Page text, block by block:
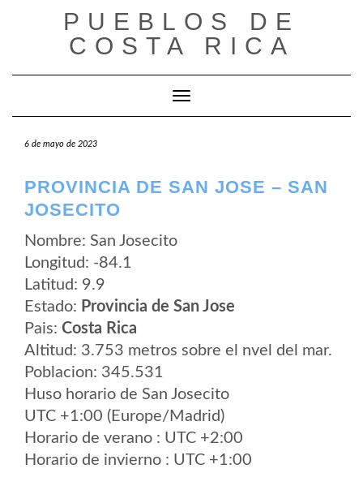
PUEBLOS DE
COSTA RICA
Cambiar modo de navegación
6 de mayo de 2023
PROVINCIA DE SAN JOSE – SAN
JOSECITO
Nombre: San Josecito
Longitud: -84.1
Latitud: 9.9
Estado: Provincia de San Jose
Pais: Costa Rica
Altitud: 3.753 metros sobre el nvel del mar.
Poblacion: 345.531
Huso horario de San Josecito
UTC +1:00 (Europe/Madrid)
Horario de verano : UTC +2:00
Horario de invierno : UTC +1:00